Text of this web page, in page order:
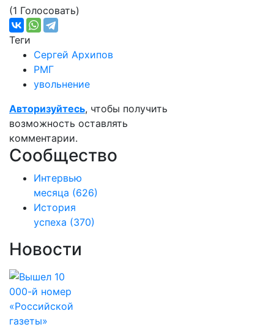
(1 Голосовать)
Теги
Сергей Архипов
РМГ
увольнение
Авторизуйтесь, чтобы получить
возможность оставлять
комментарии.
Сообщество
Интервью
месяца (626)
История
успеха (370)
Новости